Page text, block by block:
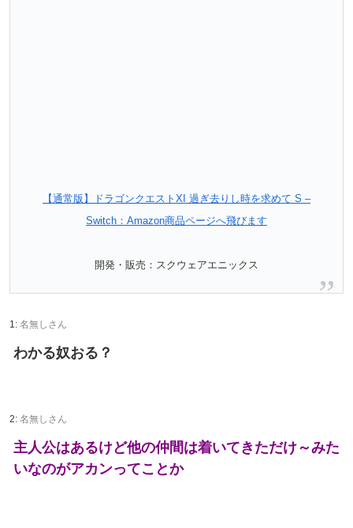
【通常版】ドラゴンクエストXI 過ぎ去りし時を求めて S –
Switch：Amazon商品ページへ飛びます
開発・販売：スクウェアエニックス
1: 名無しさん
わかる奴おる？
2: 名無しさん
主人公はあるけど他の仲間は着いてきただけ～みた
いなのがアカンってことか